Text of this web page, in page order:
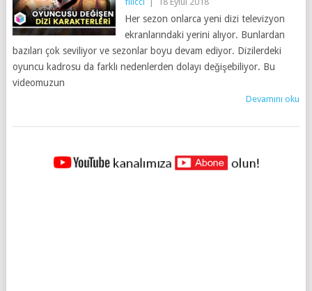
Her sezon onlarca yeni dizi televizyon
ekranlarındaki yerini alıyor. Bunlardan
bazıları çok seviliyor ve sezonlar boyu devam ediyor. Dizilerdeki
oyuncu kadrosu da farklı nedenlerden dolayı değişebiliyor. Bu
videomuzun
Devamını oku
YAZILAR